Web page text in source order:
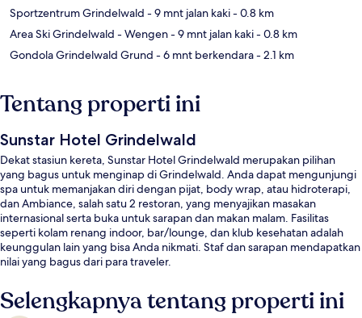
Sportzentrum Grindelwald - 9 mnt jalan kaki- 0.8 km
Area Ski Grindelwald - Wengen- 9 mnt jalan kaki- 0.8 km
Gondola Grindelwald Grund - 6 mnt berkendara- 2.1 km
Tentang properti ini
Sunstar Hotel Grindelwald
Dekat stasiun kereta, Sunstar Hotel Grindelwald merupakan pilihan
yang bagus untuk menginap di Grindelwald. Anda dapat mengunjungi
spa untuk memanjakan diri dengan pijat, body wrap, atau hidroterapi,
dan Ambiance, salah satu 2 restoran, yang menyajikan masakan
internasional serta buka untuk sarapan dan makan malam. Fasilitas
seperti kolam renang indoor, bar/lounge, dan klub kesehatan adalah
keunggulan lain yang bisa Anda nikmati. Staf dan sarapan mendapatkan
nilai yang bagus dari para traveler.
Selengkapnya tentang properti ini